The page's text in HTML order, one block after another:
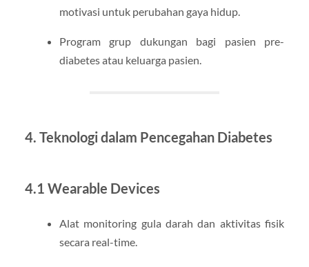
motivasi untuk perubahan gaya hidup.
Program grup dukungan bagi pasien pre-
diabetes atau keluarga pasien.
4. Teknologi dalam Pencegahan Diabetes
4.1 Wearable Devices
Alat monitoring gula darah dan aktivitas fisik
secara real-time.